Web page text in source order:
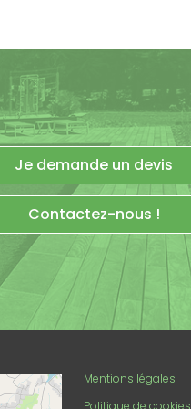
Je demande un devis
Contactez-nous !
Mentions légales
Politique de cookies